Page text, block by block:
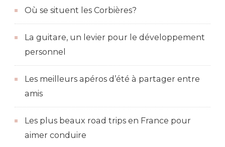
Où se situent les Corbières?
La guitare, un levier pour le développement
personnel
Les meilleurs apéros d’été à partager entre
amis
Les plus beaux road trips en France pour
aimer conduire